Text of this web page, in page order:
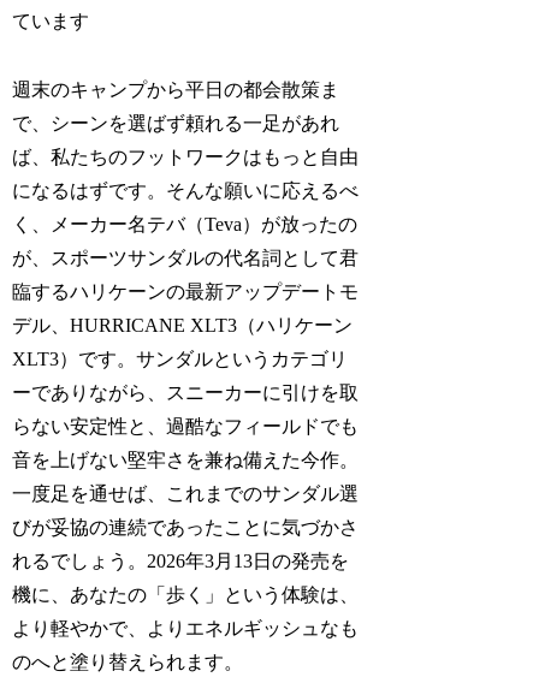
ています
週末のキャンプから平日の都会散策ま
で、シーンを選ばず頼れる一足があれ
ば、私たちのフットワークはもっと自由
になるはずです。そんな願いに応えるべ
く、メーカー名テバ（Teva）が放ったの
が、スポーツサンダルの代名詞として君
臨するハリケーンの最新アップデートモ
デル、HURRICANE XLT3（ハリケーン
XLT3）です。サンダルというカテゴリ
ーでありながら、スニーカーに引けを取
らない安定性と、過酷なフィールドでも
音を上げない堅牢さを兼ね備えた今作。
一度足を通せば、これまでのサンダル選
びが妥協の連続であったことに気づかさ
れるでしょう。2026年3月13日の発売を
機に、あなたの「歩く」という体験は、
より軽やかで、よりエネルギッシュなも
のへと塗り替えられます。